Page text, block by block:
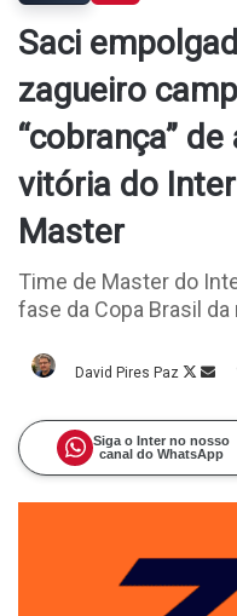
Saci
zagueiro
“cobrança”
vitória do
Master
Time de Master do
fase da Copa Brasil
David Pires Paz FollowMande
Siga o Inter no nosso
canal do WhatsApp